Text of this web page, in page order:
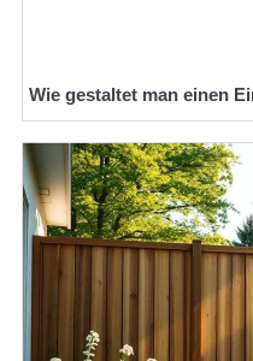
Wie gestaltet man einen